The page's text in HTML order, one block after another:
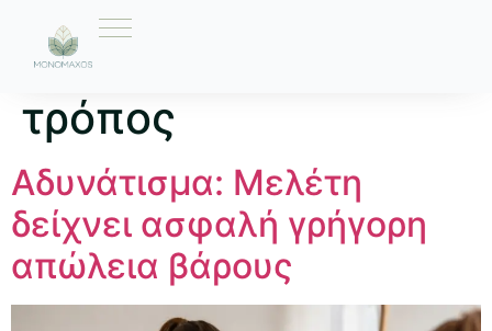
Ετικέτα:
τρόπος
Αδυνάτισμα: Μελέτη
δείχνει ασφαλή γρήγορη
απώλεια βάρους